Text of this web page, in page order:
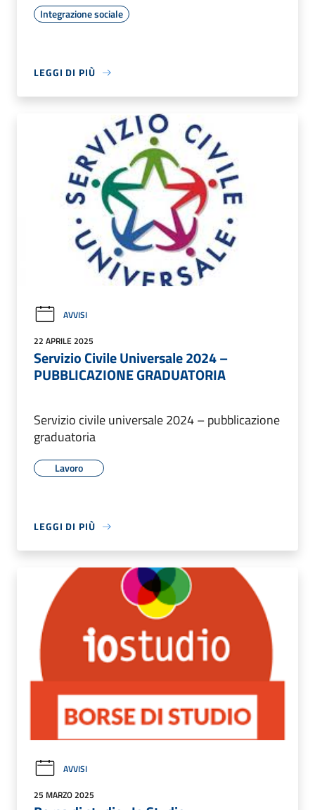
Integrazione sociale
LEGGI DI PIÙ
AVVISI
22 APRILE 2025
Servizio Civile Universale 2024 –
PUBBLICAZIONE GRADUATORIA
Servizio civile universale 2024 – pubblicazione
graduatoria
Lavoro
LEGGI DI PIÙ
AVVISI
25 MARZO 2025